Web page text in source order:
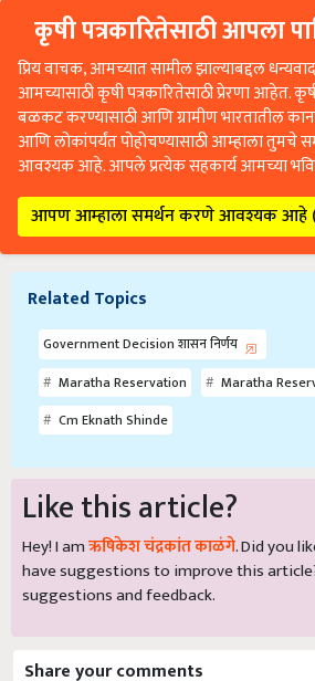
कृषी पत्रकारितेसाठी आपला
प्रिय वाचक, आमच्यात सामील झाल्याबद्दल
आमच्यासाठी कृषी पत्रकारितेसाठी प्रेरणा आहेत.
बळकट करण्यासाठी आणि ग्रामीण भारतातील
आणि लोकांपर्यंत पोहोचण्यासाठी आम्हाला तुमचे
आवश्यक आहे. आपले प्रत्येक सहकार्य आमच्या
आपण आम्हाला समर्थन करणे आवश्यक आहे
Related Topics
Government Decision शासन निर्णय
Maratha Reservation
Maratha
Cm Eknath Shinde
Like this article?
Hey! I amऋषिकेश चंद्रकांत काळंगे. Did you
have suggestions to improve this
suggestions and feedback.
Share your comments